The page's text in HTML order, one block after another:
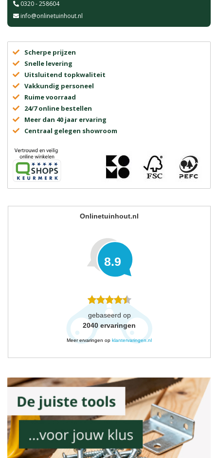
0320 - 258604
info@onlinetuinhout.nl
Scherpe prijzen
Snelle levering
Uitsluitend topkwaliteit
Vakkundig personeel
Ruime voorraad
24/7 online bestellen
Meer dan 40 jaar ervaring
Centraal gelegen showroom
Onlinetuinhout.nl
8.9
gebaseerd op
2040 ervaringen
Meer ervaringen op klantervaringen.nl